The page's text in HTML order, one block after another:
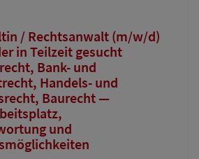
/ Rechtsanwalt (m/w/d)
in Teilzeit gesucht
Bank- und
Handels- und
Baurecht —
und